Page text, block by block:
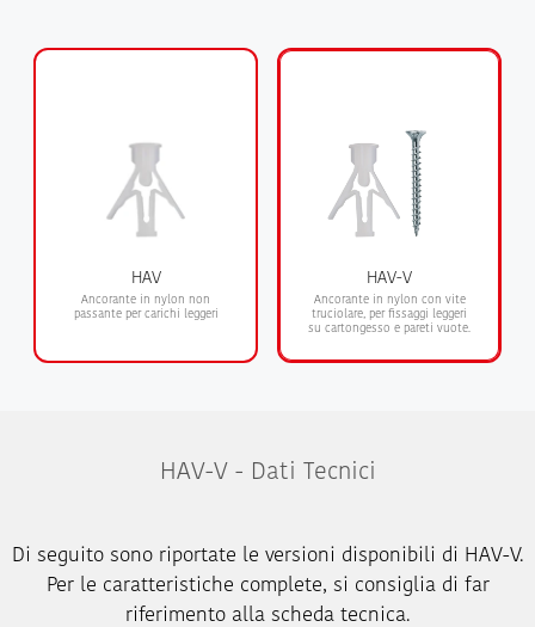
HAV
Ancorante in nylon non
passante per carichi leggeri
HAV-V
Ancorante in nylon con vite
truciolare, per fissaggi leggeri
su cartongesso e pareti vuote.
HAV-V - Dati Tecnici
Di seguito sono riportate le versioni disponibili di HAV-V.
Per le caratteristiche complete, si consiglia di far
riferimento alla scheda tecnica.